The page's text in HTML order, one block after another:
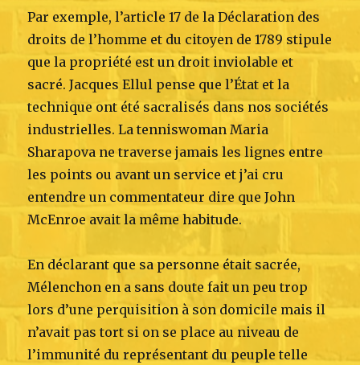
Par exemple, l’article 17 de la Déclaration des
droits de l’homme et du citoyen de 1789 stipule
que la propriété est un droit inviolable et
sacré. Jacques Ellul pense que l’État et la
technique ont été sacralisés dans nos sociétés
industrielles. La tenniswoman Maria
Sharapova ne traverse jamais les lignes entre
les points ou avant un service et j’ai cru
entendre un commentateur dire que John
McEnroe avait la même habitude.
En déclarant que sa personne était sacrée,
Mélenchon en a sans doute fait un peu trop
lors d’une perquisition à son domicile mais il
n’avait pas tort si on se place au niveau de
l’immunité du représentant du peuple telle